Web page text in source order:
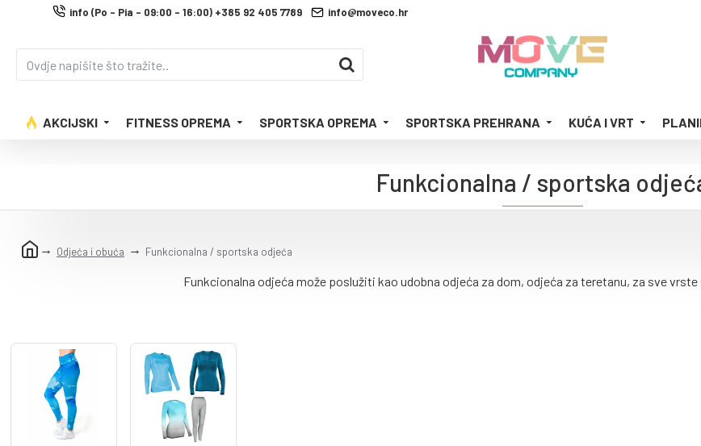
info (Po - Pia - 09:00 - 16:00) +385 92 405 7789 info@moveco.hr
AKCIJSKI FITNESS OPREMA SPORTSKA OPREMA SPORTSKA PREHRANA KUĆA I VRT
Odjeća i obuća Funkcionalna / sportska odjeća
Funkcionalna / sportska
Funkcionalna odjeća može poslužiti kao udobna odjeća za dom, odjeća za teretanu, za sve